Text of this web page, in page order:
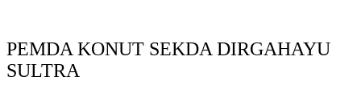
PEMDA KONUT SEKDA DIRGAHAYU
SULTRA